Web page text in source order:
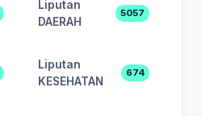
Liputan
DAERAH
5057
Liputan
KESEHATAN
674